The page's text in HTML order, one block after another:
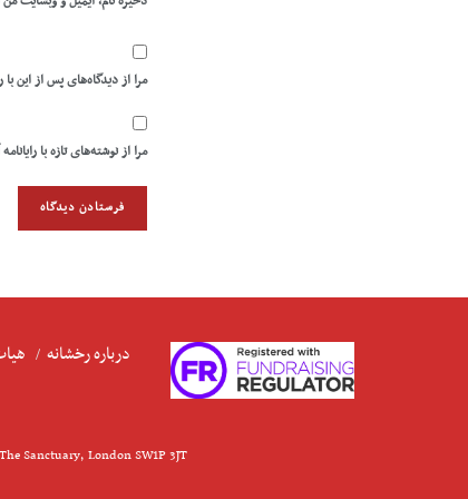
مرا از دیدگاه‌های پس از این با
مرا از نوشته‌های تازه با
درباره رخشانه
Sanctuary, London SW1P 3JT